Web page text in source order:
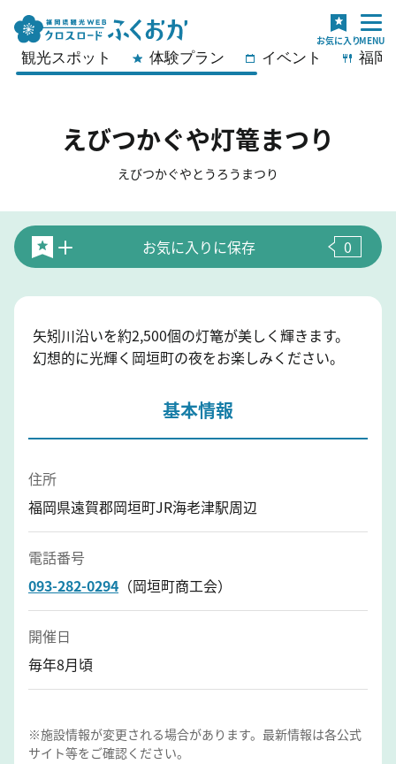
観光スポット 体験プラン イベント 福岡
えびつかぐや灯篭まつり
えびつかぐやとうろうまつり
お気に入りに保存 0
矢矧川沿いを約2,500個の灯篭が美しく輝きます。
幻想的に光輝く岡垣町の夜をお楽しみください。
基本情報
住所
福岡県遠賀郡岡垣町JR海老津駅周辺
電話番号
093-282-0294 （岡垣町商工会）
開催日
毎年8月頃
※施設情報が変更される場合があります。最新情報は各公式
サイト等をご確認ください。